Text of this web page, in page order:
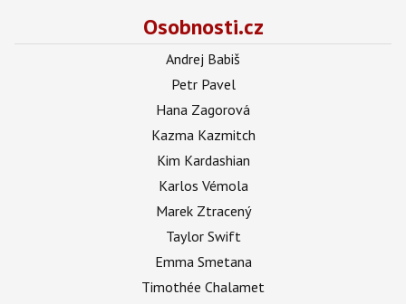
Osobnosti.cz
Andrej Babiš
Petr Pavel
Hana Zagorová
Kazma Kazmitch
Kim Kardashian
Karlos Vémola
Marek Ztracený
Taylor Swift
Emma Smetana
Timothée Chalamet